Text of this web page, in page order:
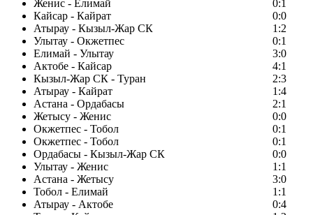
Женис - Елимай
0:1
Кайсар - Кайрат
0:0
Атырау - Кызыл-Жар СК
1:2
Улытау - Окжетпес
0:1
Елимай - Улытау
3:0
Актобе - Кайсар
4:1
Кызыл-Жар СК - Туран
2:3
Атырау - Кайрат
1:4
Астана - Ордабасы
2:1
Жетысу - Женис
0:0
Окжетпес - Тобол
0:1
Окжетпес - Тобол
0:1
Ордабасы - Кызыл-Жар СК
0:0
Улытау - Женис
1:1
Астана - Жетысу
3:0
Тобол - Елимай
1:1
Атырау - Актобе
0:4